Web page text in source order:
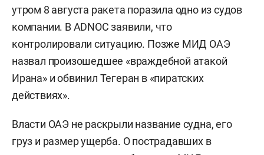
утром 8 августа ракета поразила одно из судов
компании. В ADNOC заявили, что
контролировали ситуацию. Позже МИД ОАЭ
назвал произошедшее «враждебной атакой
Ирана» и обвинил Тегеран в «пиратских
действиях».
Власти ОАЭ не раскрыли название судна, его
груз и размер ущерба. О пострадавших в